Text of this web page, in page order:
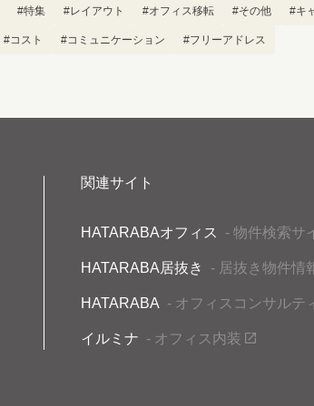
#特集 #レイアウト #オフィス移転 #その他 #キ
#コスト #コミュニケーション #フリーアドレス
関連サイト
HATARABAオフィス - 物件検索サ
HATARABA居抜き - 居抜き物件情
HATARABA - オフィスコンサルテ
イルミナ - オフィス内装